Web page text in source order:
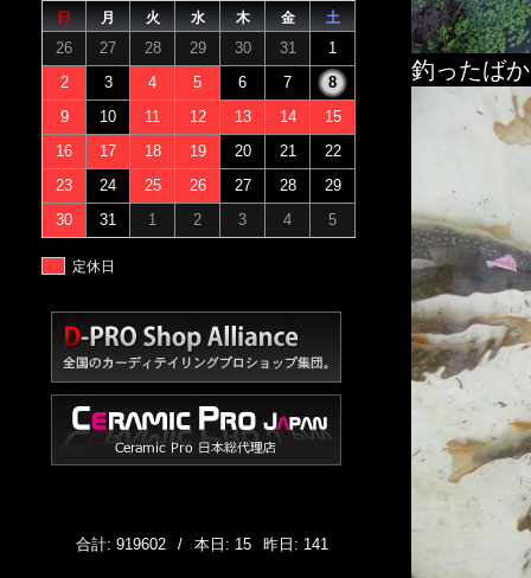
釣ったば
日 月 火 水 木 金 土
26 27 28 29 30 31
1
2
3 4 5 6 7
8
9
10 11 12 13 14
15
16
17 18 19 20 21
22
23
24 25 26 27 28
29
30
31 1 2 3 4 5
定休日
合計: 919602 / 本日: 15 昨日: 141